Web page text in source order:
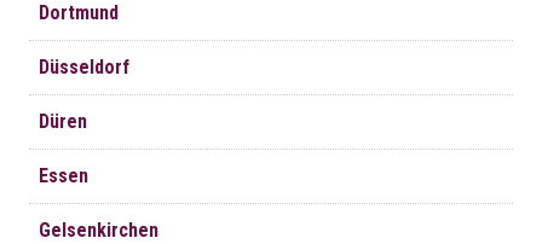
Dortmund
Düsseldorf
Düren
Essen
Gelsenkirchen